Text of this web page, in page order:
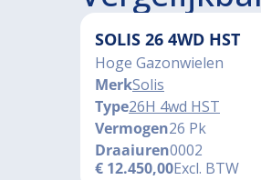
SOLIS 26 4WD HST
Hoge Gazonwielen
MerkSolis
Type26H 4wd HST
Vermogen26 Pk
Draaiuren0002
€ 12.450,00Excl. BTW